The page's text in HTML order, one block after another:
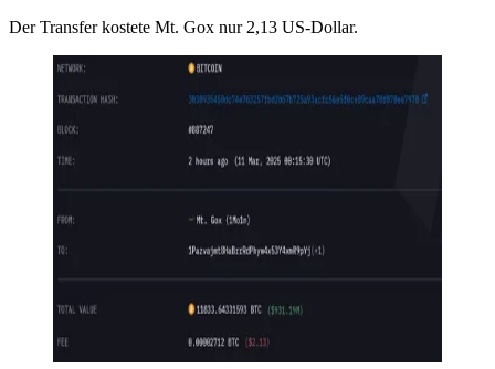
Der Transfer kostete Mt. Gox nur 2,13 US-Dollar.